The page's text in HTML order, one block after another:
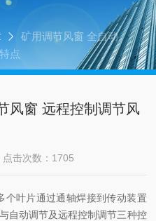
矿用调节风窗 全自动
点
风窗 远程控制调节风
点击次数：1705
个叶片通过通轴焊接到传动装置
自动调节及远程控制调节三种控